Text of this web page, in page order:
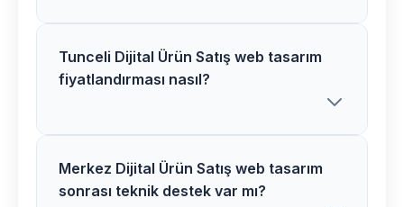
Merkez bölgesindeki Dijital Ürün Satış
web tasarım projelerimiz genellikle 2-5
gösterebilir.
Tunceli Dijital Ürün Satış web tasarım
fiyatlandırması nasıl?
Tunceli bölgesinde Dijital Ürün Satış
web tasarım fiyatlarımız proje kapsamı
Merkez Dijital Ürün Satış web tasarım
sonrası teknik destek var mı?